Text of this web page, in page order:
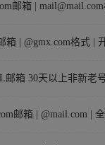
邮箱 |
| @gmx.com格式 |
邮箱 30天以上非新老
邮箱 | @mail.com |